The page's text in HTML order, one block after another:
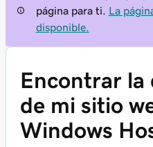
página para ti.
La
disponible.
Encontrar la
de mi sitio
Windows